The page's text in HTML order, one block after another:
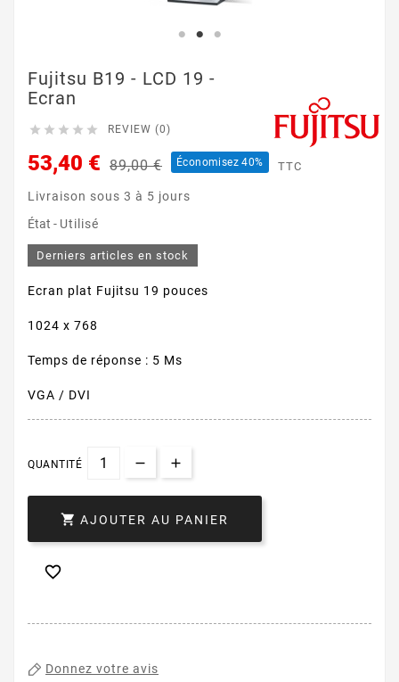
Fujitsu B19 - LCD 19 -
Ecran
     REVIEW (0)
53,40 € 89,00 € Économisez 40% TTC
Livraison sous 3 à 5 jours
État - Utilisé
Derniers articles en stock
Ecran plat Fujitsu 19 pouces
1024 x 768
Temps de réponse : 5 Ms
VGA / DVI
QUANTITÉ
 AJOUTER AU PANIER

Donnez votre avis